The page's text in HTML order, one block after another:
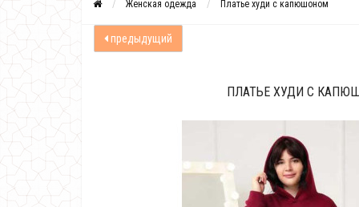
Женская одежда Платье худи с капюшоном
предыдущий
ПЛАТЬЕ ХУДИ С